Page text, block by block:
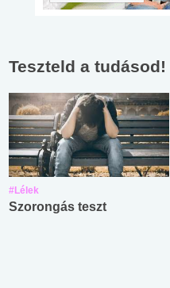
Teszteld a tudásod!
#Lélek
Szorongás teszt